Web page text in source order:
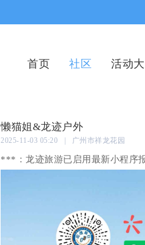
首页 社区 活动
懒猫姐&龙迹户外
2025-11-03 05:20 | 广州市祥龙花园
***：龙迹旅游已启用最新小程序